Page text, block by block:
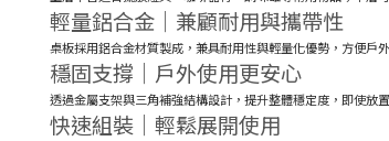
輕量鋁合金｜兼顧耐用與攜帶性
桌板採用鋁合金材質製成，兼具耐用性與輕量化優勢，方便戶
穩固支撐｜戶外使用更安心
透過金屬支架與三角補強結構設計，提升整體穩定度，即使放
快速組裝｜輕鬆展開使用